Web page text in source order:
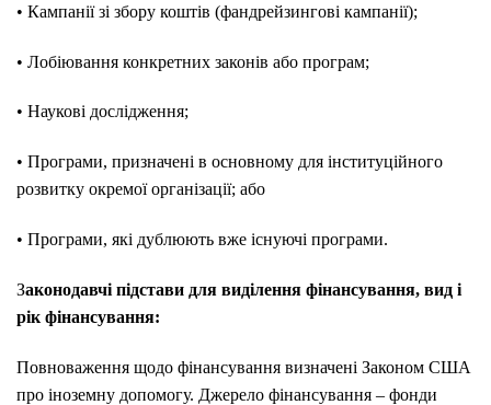
• Кампанії зі збору коштів (фандрейзингові кампанії);
• Лобіювання конкретних законів або програм;
• Наукові дослідження;
• Програми, призначені в основному для інституційного
розвитку окремої організації; або
• Програми, які дублюють вже існуючі програми.
Законодавчі підстави для виділення фінансування, вид і
рік фінансування:
Повноваження щодо фінансування визначені Законом США
про іноземну допомогу. Джерело фінансування – фонди